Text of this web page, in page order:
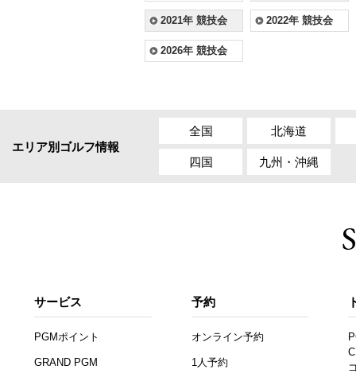
2021年 競技会 2022年 競技会
2026年 競技会
エリア別ゴルフ情報
全国 北海道
四国 九州・沖縄
サービス
PGMポイント
GRAND PGM
予約
オンライン予約
1人予約